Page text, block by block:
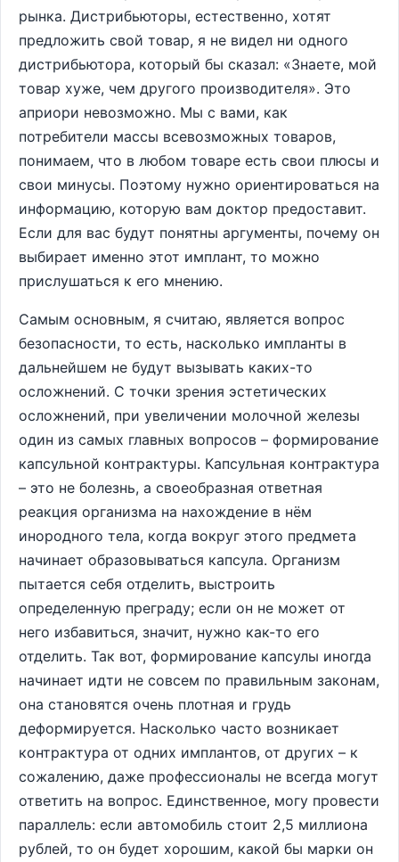
рынка. Дистрибьюторы, естественно, хотят
предложить свой товар, я не видел ни одного
дистрибьютора, который бы сказал: «Знаете, мой
товар хуже, чем другого производителя». Это
априори невозможно. Мы с вами, как
потребители массы всевозможных товаров,
понимаем, что в любом товаре есть свои плюсы и
свои минусы. Поэтому нужно ориентироваться на
информацию, которую вам доктор предоставит.
Если для вас будут понятны аргументы, почему он
выбирает именно этот имплант, то можно
прислушаться к его мнению.
Самым основным, я считаю, является вопрос
безопасности, то есть, насколько импланты в
дальнейшем не будут вызывать каких-то
осложнений. С точки зрения эстетических
осложнений, при увеличении молочной железы
один из самых главных вопросов – формирование
капсульной контрактуры. Капсульная контрактура
– это не болезнь, а своеобразная ответная
реакция организма на нахождение в нём
инородного тела, когда вокруг этого предмета
начинает образовываться капсула. Организм
пытается себя отделить, выстроить
определенную преграду; если он не может от
него избавиться, значит, нужно как-то его
отделить. Так вот, формирование капсулы иногда
начинает идти не совсем по правильным законам,
она становятся очень плотная и грудь
деформируется. Насколько часто возникает
контрактура от одних имплантов, от других – к
сожалению, даже профессионалы не всегда могут
ответить на вопрос. Единственное, могу провести
параллель: если автомобиль стоит 2,5 миллиона
рублей, то он будет хорошим, какой бы марки он